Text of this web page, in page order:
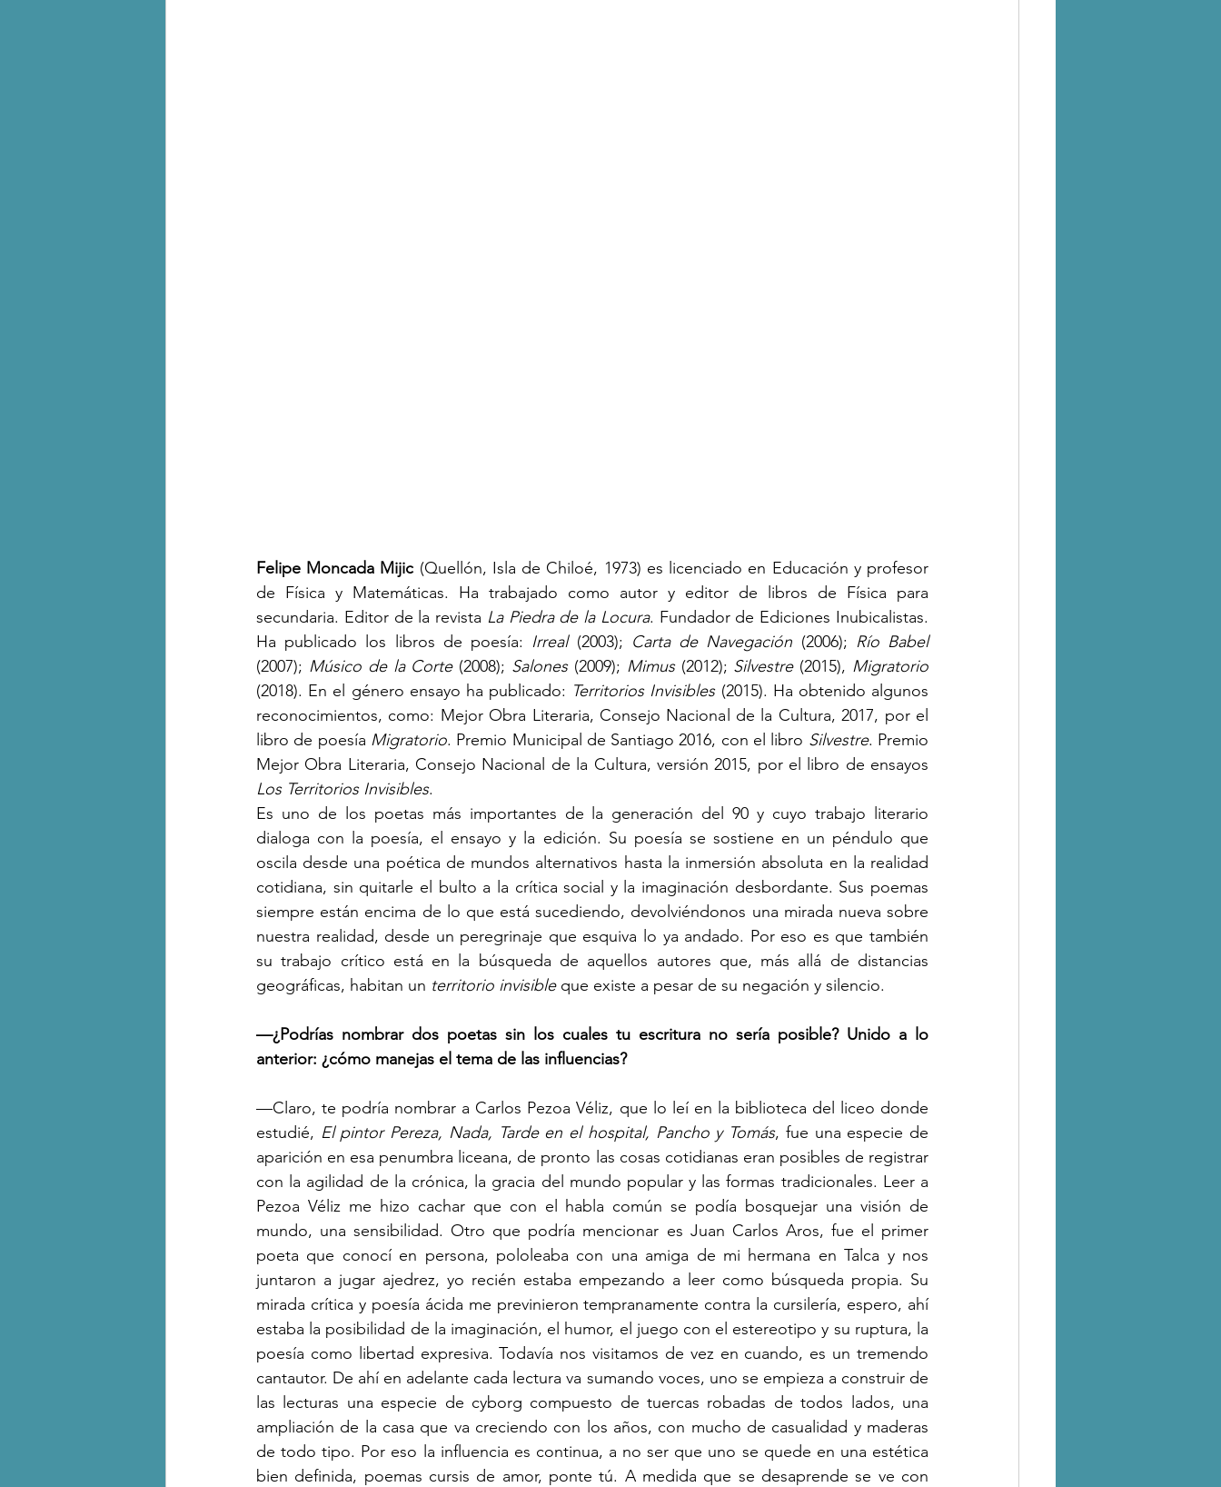
Felipe Moncada Mijic (Quellón, Isla de Chiloé, 1973) es licenciado en Educación y profesor
de Física y Matemáticas. Ha trabajado como autor y editor de libros de Física para
secundaria. Editor de la revista La Piedra de la Locura. Fundador de Ediciones Inubicalistas.
Ha publicado los libros de poesía: Irreal (2003); Carta de Navegación (2006);
Río Babel
(2007); Músico de la Corte (2008); Salones (2009); Mimus (2012); Silvestre (2015), Migratorio
(2018). En el género ensayo ha publicado: Territorios Invisibles (2015). Ha obtenido algunos
reconocimientos, como: Mejor Obra Literaria, Consejo Nacional de la Cultura, 2017, por el
libro de poesía Migratorio. Premio Municipal de Santiago 2016, con el libro Silvestre. Premio
Los Territorios Invisibles.
Es uno de los poetas más importantes de la generación del 90 y cuyo trabajo literario
dialoga con la poesía, el ensayo y la edición. Su poesía se sostiene en un péndulo que
oscila desde una poética de mundos alternativos hasta la inmersión absoluta en la realidad
cotidiana, sin quitarle el bulto a la crítica social y la imaginación desbordante. Sus poemas
siempre están encima de lo que está sucediendo, devolviéndonos una mirada nueva sobre
nuestra realidad, desde un peregrinaje que esquiva lo ya andado. Por eso es que también
su trabajo crítico está en la búsqueda de aquellos autores que, más allá de distancias
geográficas, habitan un territorio invisible que existe a pesar de su negación y silencio.
—¿Podrías nombrar dos poetas sin los cuales tu escritura no sería posible? Unido a lo
anterior: ¿cómo manejas el tema de las influencias?
—Claro, te podría nombrar a Carlos Pezoa Véliz, que lo leí en la biblioteca del liceo donde
estudié, El pintor Pereza, Nada, Tarde en el hospital, Pancho y Tomás, fue una especie de
aparición en esa penumbra liceana, de pronto las cosas cotidianas eran posibles de registrar
con la agilidad de la crónica, la gracia del mundo popular y las formas tradicionales. Leer a
Pezoa Véliz me hizo cachar que con el habla común se podía bosquejar una visión de
mundo, una sensibilidad. Otro que podría mencionar es Juan Carlos Aros, fue el primer
poeta que conocí en persona, pololeaba con una amiga de mi hermana en Talca y nos
juntaron a jugar ajedrez, yo recién estaba empezando a leer como búsqueda propia. Su
mirada crítica y poesía ácida me previnieron tempranamente contra la cursilería, espero, ahí
estaba la posibilidad de la imaginación, el humor, el juego con el estereotipo y su ruptura, la
poesía como libertad expresiva. Todavía nos visitamos de vez en cuando, es un tremendo
cantautor. De ahí en adelante cada lectura va sumando voces, uno se empieza a construir de
las lecturas una especie de cyborg compuesto de tuercas robadas de todos lados, una
ampliación de la casa que va creciendo con los años, con mucho de casualidad y maderas
de todo tipo. Por eso la influencia es continua, a no ser que uno se quede en una estética
bien definida, poemas cursis de amor, ponte tú. A medida que se desaprende se ve con